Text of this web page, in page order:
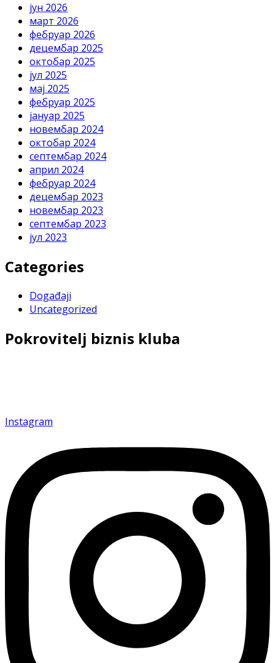
јун 2026
март 2026
фебруар 2026
децембар 2025
октобар 2025
јул 2025
мај 2025
фебруар 2025
јануар 2025
новембар 2024
октобар 2024
септембар 2024
април 2024
фебруар 2024
децембар 2023
новембар 2023
септембар 2023
јул 2023
Categories
Događaji
Uncategorized
Pokrovitelj biznis kluba
Instagram